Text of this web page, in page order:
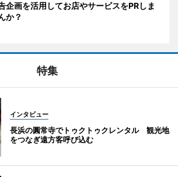
企画を活用してお店やサービスをPRしま
か？
特集
インタビュー
長浜の圓常寺でトゥクトゥクレンタル 観光地
をつなぎ遠方客呼び込む